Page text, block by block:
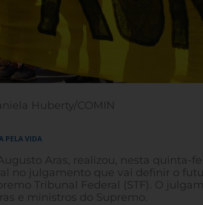
Huberty/COMIN
PELA VIDA
Aras, realizou, nesta quinta-
no julgamento que vai definir o
Tribunal Federal (STF). O
e ministros do Supremo.